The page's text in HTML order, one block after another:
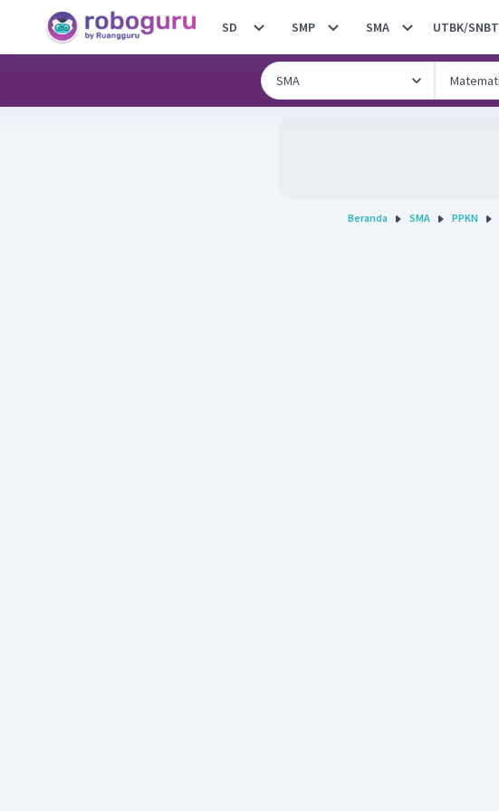
SD SMP SMA UTBK/SNBT
Beranda SMA PPKN